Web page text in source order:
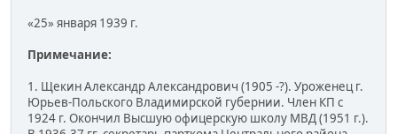
«25» января 1939 г.
Примечание:
1. Щекин Александр Александрович (1905 -?). Уроженец г.
Юрьев-Польского Владимирской губернии. Член КП с
1924 г. Окончил Высшую офицерскую школу МВД (1951 г.).